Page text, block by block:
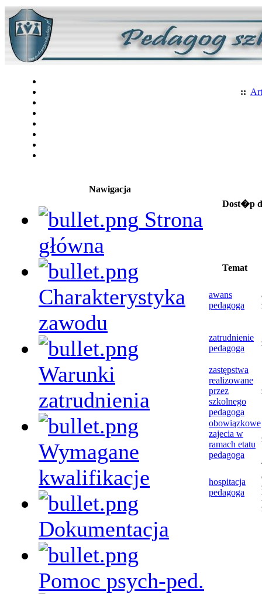
::
Nawigacja
Strona
główna
Charakterystyka
zawodu
Warunki
zatrudnienia
Wymagane
kwalifikacje
Dokumentacja
Pomoc psych-ped.
Dost�p
Temat
awans
pedagoga
zatrudnienie
pedagoga
zastępstwa
realizowane
przez
szkolnego
pedagoga
obowiązkowe
zajecia w
ramach etatu
pedagoga
hospitacja
pedagoga